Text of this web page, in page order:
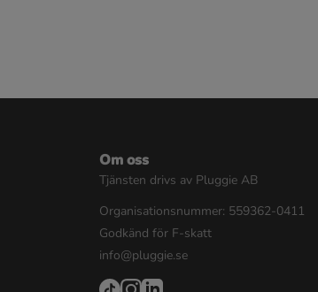
Om oss
Tjänsten drivs av Pluggie AB
Organisationsnummer: 559362-0411
Godkänd för F-skatt
info@pluggie.se